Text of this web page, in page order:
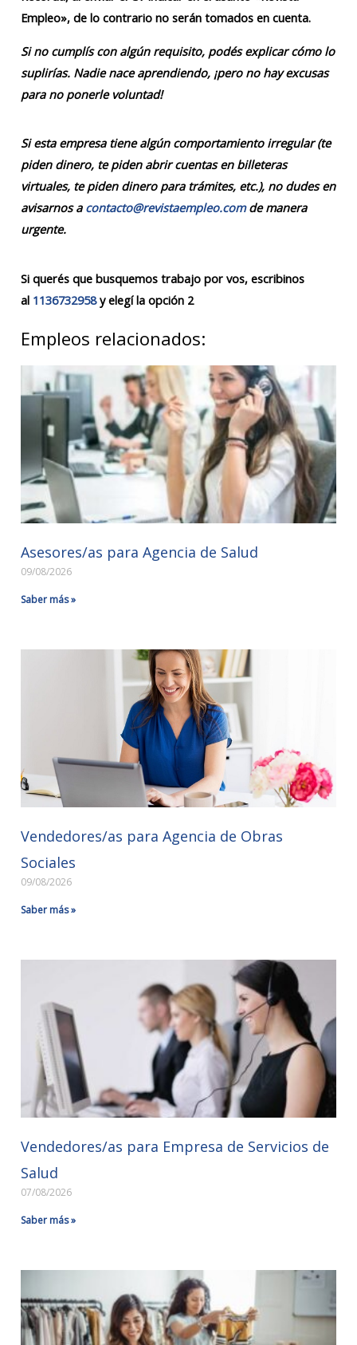
Empleo», de lo contrario no serán tomados en cuenta.
Si no cumplís con algún requisito, podés explicar cómo lo
suplirías. Nadie nace aprendiendo, ¡pero no hay excusas
para no ponerle voluntad!
Si esta empresa tiene algún comportamiento irregular (te
piden dinero, te piden abrir cuentas en billeteras
virtuales, te piden dinero para trámites, etc.), no dudes en
avisarnos a contacto@revistaempleo.comde manera
urgente.
Si querés que busquemos trabajo por vos, escribinos
al 1136732958y elegí la opción 2
Empleos relacionados:
Asesores/as para Agencia de Salud
09/08/2026
Saber más »
Vendedores/as para Agencia de Obras
Sociales
09/08/2026
Saber más »
Vendedores/as para Empresa de Servicios de
Salud
07/08/2026
Saber más »